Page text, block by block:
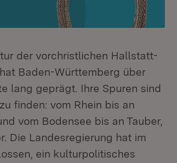
der vorchristlichen Hallstatt-
Baden-Württemberg über
lang geprägt. Ihre Spuren sind
finden: vom Rhein bis an
vom Bodensee bis an Tauber,
Die Landesregierung hat im
ein kulturpolitisches